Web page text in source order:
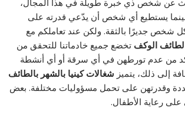
يستطيع أي شخص أن يدّعي قدرته على
شخص جديرًا بالثقة. ولكن عند تعاملكم مع
الوكف تخضع جميع خادماتنا للتحقق من
من عدم تورطهن في أي سرقة أو أي أنشطة
إلى ذلك، يتميز شغالات كينيا بالشهر بالطائف
وقدرتهن على تحمل مسؤوليات مختلفة. بعض
على رعاية الأطفال.